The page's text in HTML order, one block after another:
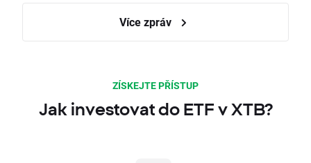
Více zpráv
ZÍSKEJTE PŘÍSTUP
Jak investovat do ETF v XTB?